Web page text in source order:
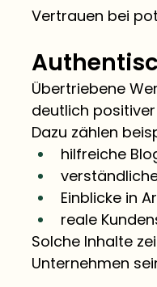
Vertrauen bei
Übertriebene
deutlich
Dazu zählen
hilfreiche
Einblicke in
reale
Solche Inhalte
Unternehmen